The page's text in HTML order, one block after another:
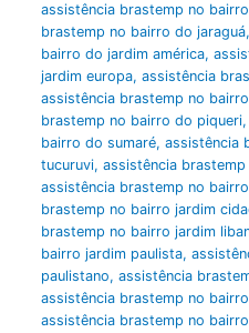
assistência brastemp no
brastemp no bairro do jaraguá,
bairro do jardim américa,
jardim europa, assistência
assistência brastemp no
brastemp no bairro do piqueri,
bairro do sumaré, assistência
tucuruvi, assistência
assistência brastemp no
brastemp no bairro jardim
brastemp no bairro jardim
bairro jardim paulista,
paulistano, assistência
assistência brastemp no
assistência brastemp no